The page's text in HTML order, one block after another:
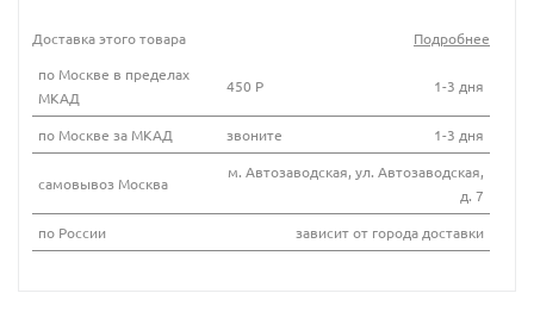
Доставка этого товара
Подробнее
по Москве в пределах
МКАД
450 Р 1-3 дня
по Москве за МКАД звоните 1-3 дня
самовывоз Москва
м. Автозаводская, ул. Автозаводская,
д. 7
по России
зависит от города доставки